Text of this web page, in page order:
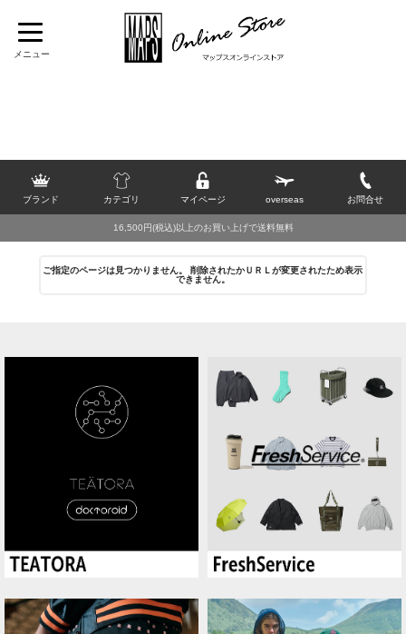
[OTHERS] ハット
帽子 >
ブランド カテゴリ マイページ overseas お問合せ
16,500円(税込)以上のお買い上げで送料無料
ご指定のページは見つかりません。 削除されたかＵＲＬが変更されたため表示
できません。